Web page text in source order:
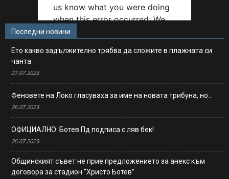
Последни новини
Ето какво задължително трябва да сложите в плажната си
чанта
27.07.2023
Феновете на Локо гласуваха за име на новата трибуна, но…
26.07.2023
ОФИЦИАЛНО: Ботев Пд подписа с ляв бек!
26.07.2023
Общинският съвет не прие предложението за анекс към
договора за стадион “Христо Ботев”